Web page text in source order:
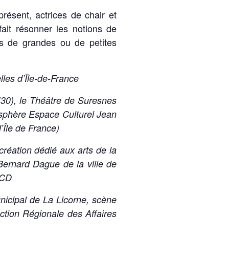
actrices de chair et
résonner les notions de
de grandes ou de petites
d’Île-de-France
le Théâtre de Suresnes
Espace Culturel Jean
de France)
dédié aux arts de la
Dague de la ville de
de La Licorne, scène
Régionale des Affaires